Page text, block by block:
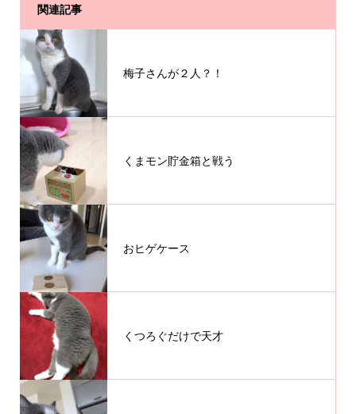
関連記事
梅子さんが２人？！
くまモン貯金箱と戦う
おヒゲケース
くつろぐだけで天才